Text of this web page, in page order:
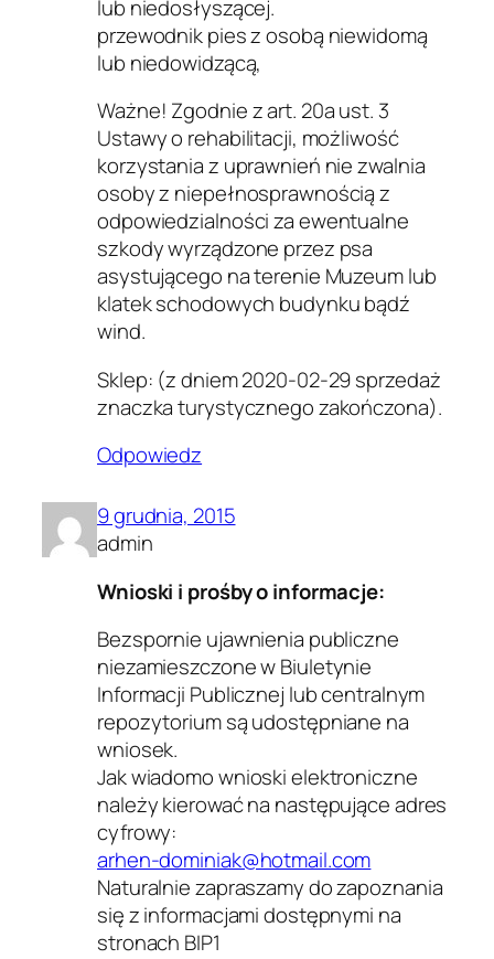
lub niedosłyszącej.
przewodnik pies z osobą niewidomą
lub niedowidzącą,
Ważne! Zgodnie z art. 20a ust. 3
Ustawy o rehabilitacji, możliwość
korzystania z uprawnień nie zwalnia
osoby z niepełnosprawnością z
odpowiedzialności za ewentualne
szkody wyrządzone przez psa
asystującego na terenie Muzeum lub
klatek schodowych budynku bądź
wind.
Sklep: (z dniem 2020-02-29 sprzedaż
znaczka turystycznego zakończona).
Odpowiedz
9 grudnia, 2015
admin
Wnioski i prośby o informacje:
Bezspornie ujawnienia publiczne
niezamieszczone w Biuletynie
Informacji Publicznej lub centralnym
repozytorium są udostępniane na
wniosek.
Jak wiadomo wnioski elektroniczne
należy kierować na następujące adres
cyfrowy:
arhen-dominiak@hotmail.com
Naturalnie zapraszamy do zapoznania
się z informacjami dostępnymi na
stronach BIP1